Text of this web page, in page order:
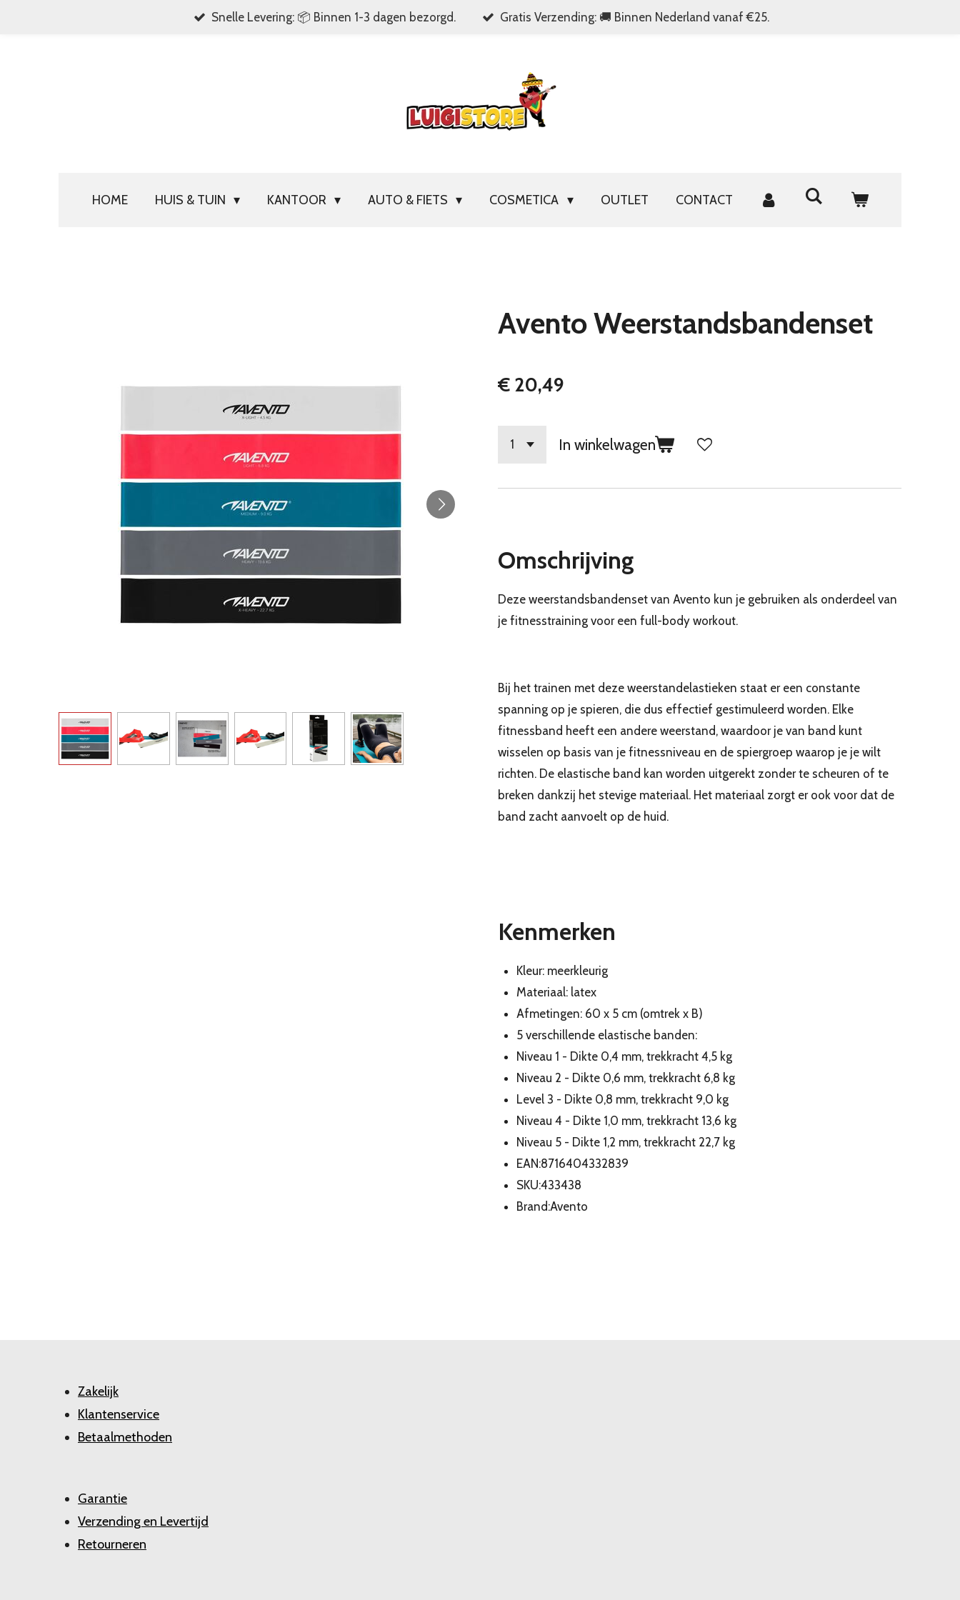
Snelle Levering: 📦 Binnen 1-3 dagen bezorgd. Gratis Verzending: 🚚 Binnen Nederland vanaf €25.
HOME HUIS & TUIN KANTOOR AUTO & FIETS COSMETICA OUTLET CONTACT
Avento Weerstandsbandenset
€ 20,49
In winkelwagen
Omschrijving
Deze weerstandsbandenset van Avento kun je gebruiken als onderdeel van
je fitnesstraining voor een full-body workout.
Bij het trainen met deze weerstandelastieken staat er een constante
spanning op je spieren, die dus effectief gestimuleerd worden. Elke
fitnessband heeft een andere weerstand, waardoor je van band kunt
wisselen op basis van je fitnessniveau en de spiergroep waarop je je wilt
richten. De elastische band kan worden uitgerekt zonder te scheuren of te
breken dankzij het stevige materiaal. Het materiaal zorgt er ook voor dat de
band zacht aanvoelt op de huid.
Kenmerken
Kleur: meerkleurig
Materiaal: latex
Afmetingen: 60 x 5 cm (omtrek x B)
5 verschillende elastische banden:
Niveau 1 - Dikte 0,4 mm, trekkracht 4,5 kg
Niveau 2 - Dikte 0,6 mm, trekkracht 6,8 kg
Level 3 - Dikte 0,8 mm, trekkracht 9,0 kg
Niveau 4 - Dikte 1,0 mm, trekkracht 13,6 kg
Niveau 5 - Dikte 1,2 mm, trekkracht 22,7 kg
EAN:8716404332839
SKU:433438
Brand:Avento
Zakelijk
Klantenservice
Betaalmethoden
Garantie
Verzending en Levertijd
Retourneren